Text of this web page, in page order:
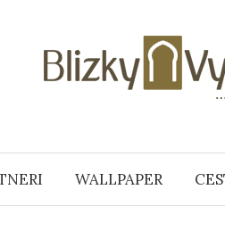
WALLPAPER